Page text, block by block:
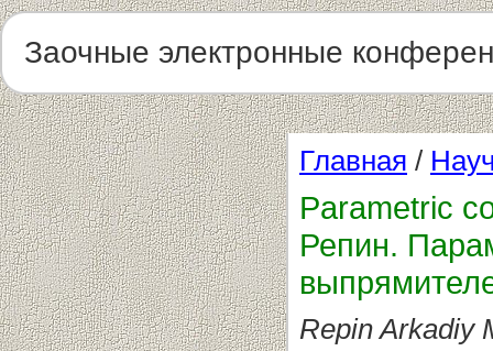
Заочные электронные
Главная /
Parametric
Репин.
Repin Arkadiy